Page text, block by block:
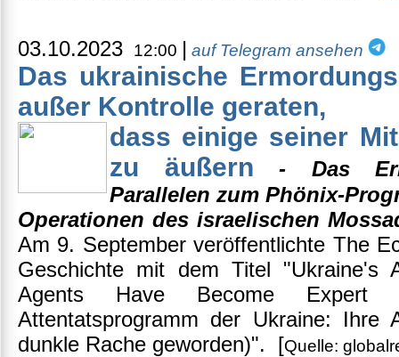
03.10.2023 12:00 | auf Telegram ansehen
Das ukrainische
außer Kontrolle geraten,
dass einige seiner
zu äußern - Das
Parallelen zum Phönix-
Operationen des israelischen
Am 9. September veröffentlichte The
Geschichte mit dem Titel "Ukraine's
Agents Have Become
Attentatsprogramm der Ukraine: Ihre
dunkle Rache geworden)". [Quelle: